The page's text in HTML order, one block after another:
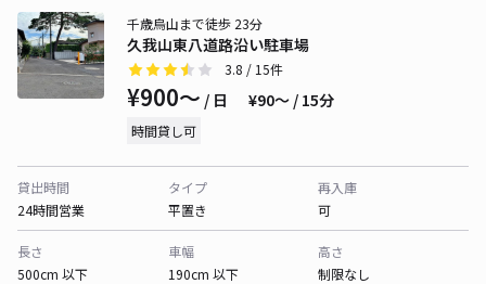
久我山東八道路沿い駐車場
千歳烏山まで徒歩 23分
3.8 / 15件
¥900〜 / 日 ¥90〜 / 15分
時間貸し可
貸出時間
24時間営業
タイプ
平置き
再入庫
可
長さ
500cm 以下
車幅
190cm 以下
高さ
制限なし